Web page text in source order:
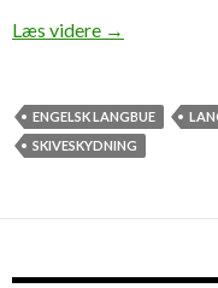
Læs videre Archery – Its
→
ENGELSK LANGBUE
SKIVESKYDNING